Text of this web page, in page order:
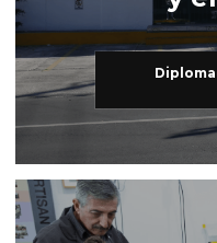
Further
Try Hard
Family
Dear Friends
ONLINE CAMPUS
THE ARCHIVE